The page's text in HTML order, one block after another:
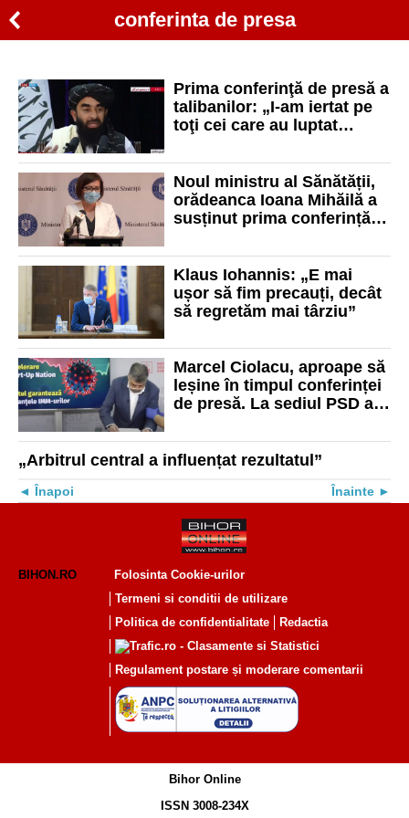
conferinta de presa
Prima conferinţă de presă a
talibanilor: „I-am iertat pe
toţi cei care au luptat
Noul ministru al Sănătății,
orădeanca Ioana Mihăilă a
susținut prima conferință
funcții de conducere e o
necesitate, nu un moft"
Klaus Iohannis: „E mai
ușor să fim precauți, decât
să regretăm mai târziu”
Marcel Ciolacu, aproape să
leșine în timpul conferinței
de presă. La sediul PSD a
„Arbitrul central a influențat rezultatul”
Înapoi Înainte
BIHON.RO
Folosinta Cookie-urilor
Termeni si conditii de utilizare
Politica de confidentialitate
Redactia
Regulament postare și moderare comentarii
Bihor Online
ISSN 3008-234X